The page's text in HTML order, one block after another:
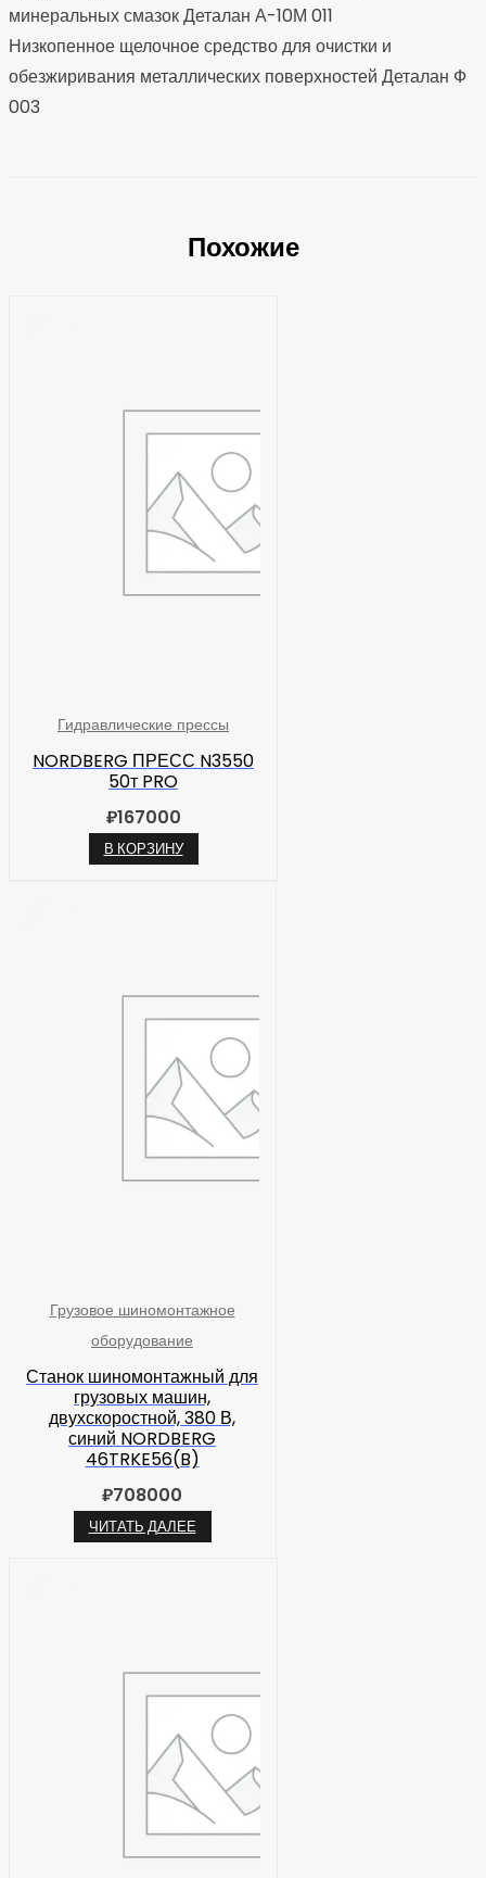
минеральных смазок Деталан А-10М 011
Низкопенное щелочное средство для очистки и
обезжиривания металлических поверхностей Деталан Ф
003
Похожие
Гидравлические прессы
NORDBERG ПРЕСС N3550
50т PRO
₽167000
В КОРЗИНУ
Грузовое шиномонтажное
оборудование
Станок шиномонтажный для
грузовых машин,
двухскоростной, 380 В,
синий NORDBERG
46TRKE56(B)
₽708000
ЧИТАТЬ ДАЛЕЕ